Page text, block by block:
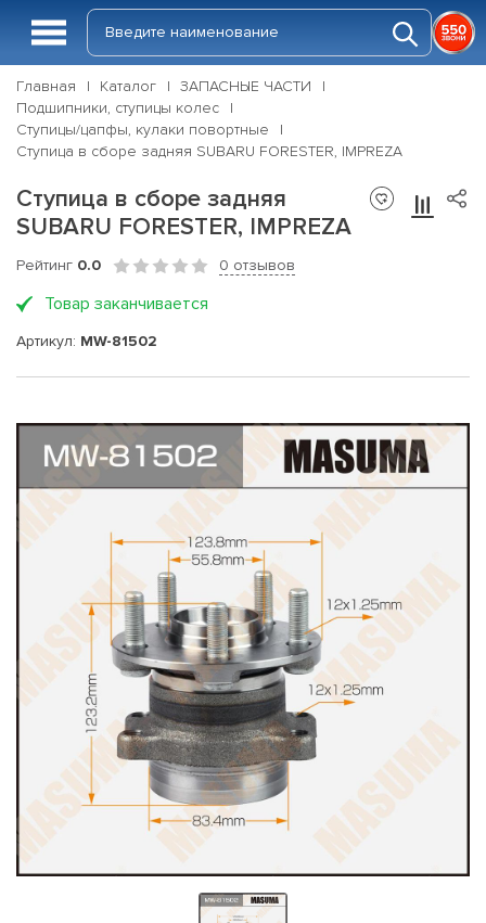
Главная Каталог
ЗАПАСНЫЕ ЧАСТИ
Подшипники, ступицы колес
Ступицы/цапфы, кулаки повортные
Ступица в сборе задняя SUBARU FORESTER, IMPREZA
Ступица в сборе задняя
SUBARU FORESTER, IMPREZA
Рейтинг 0.0 0 отзывов
Товар заканчивается
Артикул: MW-81502